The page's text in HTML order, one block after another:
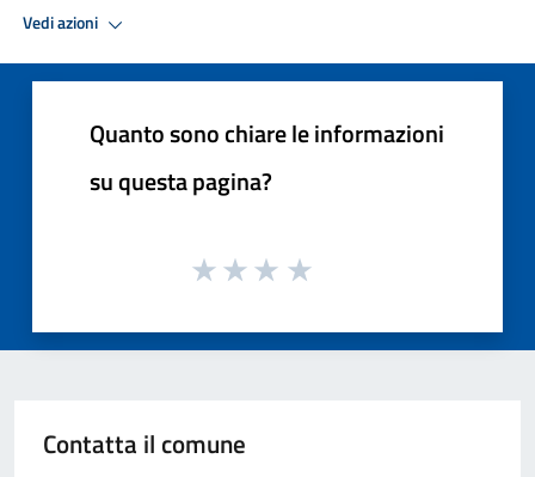
Vedi azioni
Quanto sono chiare le informazioni
su questa pagina?
Contatta il comune